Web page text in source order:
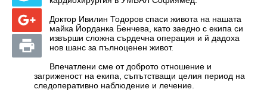
Доктор Ивилин Тодоров спаси живота на нашата
майка Йорданка Бенчева, като заедно с екипа си
извърши сложна сърдечна операция и й дадоха
нов шанс за пълноценен живот.
Впечатлени сме от доброто отношение и
загриженост на екипа, съпътстващи целия период на
следоперативно наблюдение и лечение.